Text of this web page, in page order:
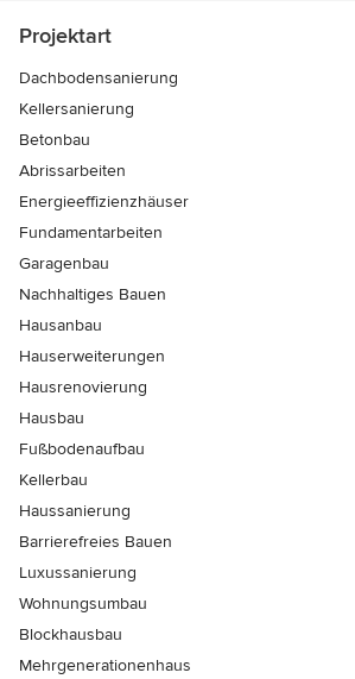
Projektart
Dachbodensanierung
Kellersanierung
Betonbau
Abrissarbeiten
Energieeffizienzhäuser
Fundamentarbeiten
Garagenbau
Nachhaltiges Bauen
Hausanbau
Hauserweiterungen
Hausrenovierung
Hausbau
Fußbodenaufbau
Kellerbau
Haussanierung
Barrierefreies Bauen
Luxussanierung
Wohnungsumbau
Blockhausbau
Mehrgenerationenhaus